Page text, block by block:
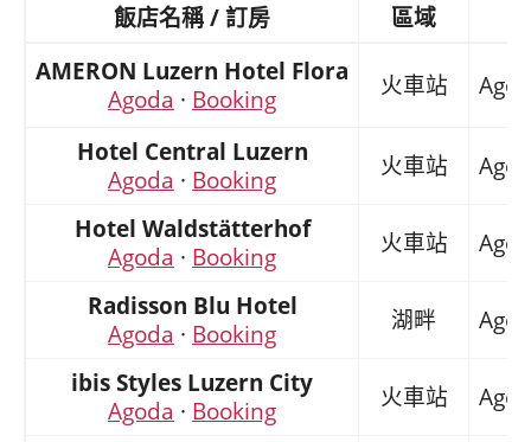
飯店名稱 / 訂房
區域
AMERON Luzern Hotel Flora
Agoda · Booking 火車站
Hotel Central Luzern
Agoda · Booking 火車站
Hotel Waldstätterhof
Agoda · Booking 火車站
Radisson Blu Hotel
Agoda · Booking 湖畔
ibis Styles Luzern City
Agoda · Booking 火車站